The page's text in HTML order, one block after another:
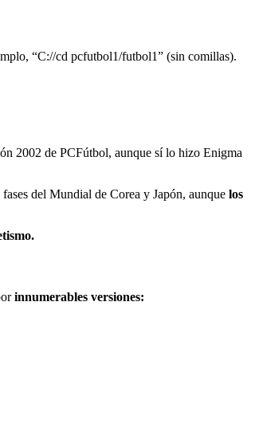
“C://cd pcfutbol1/futbol1” (sin comillas).
2002 de PCFútbol, aunque sí lo hizo Enigma
del Mundial de Corea y Japón, aunque los
innumerables versiones: